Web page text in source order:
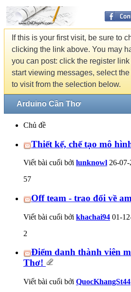
If this is your first visit, be sure to
clicking the link above. You may
you can post: click the register
start viewing messages, select
to visit from the selection below.
Arduino Cần Thơ
Chủ đề
Thiết kế, chế tạo mô
Viết bài cuối bởi lunknowl 26-
57
Off team - trao đổi về
Viết bài cuối bởi khachai94 01-
2
Điểm danh thành viên
Thơ!
Viết bài cuối bởi QuocKhangSt44